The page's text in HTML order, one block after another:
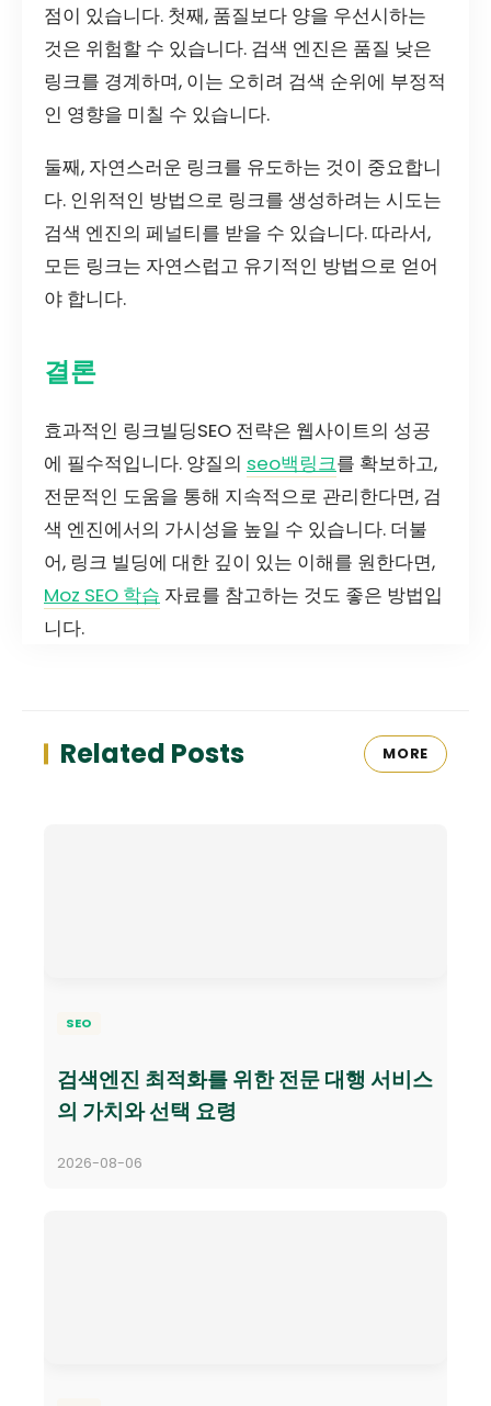
점이 있습니다. 첫째, 품질보다 양을 우선시하는
것은 위험할 수 있습니다. 검색 엔진은 품질 낮은
링크를 경계하며, 이는 오히려 검색 순위에 부정적
인 영향을 미칠 수 있습니다.
둘째, 자연스러운 링크를 유도하는 것이 중요합니
다. 인위적인 방법으로 링크를 생성하려는 시도는
검색 엔진의 페널티를 받을 수 있습니다. 따라서,
모든 링크는 자연스럽고 유기적인 방법으로 얻어
야 합니다.
결론
효과적인 링크빌딩SEO 전략은 웹사이트의 성공
에 필수적입니다. 양질의 seo백링크를 확보하고,
전문적인 도움을 통해 지속적으로 관리한다면, 검
색 엔진에서의 가시성을 높일 수 있습니다. 더불
어, 링크 빌딩에 대한 깊이 있는 이해를 원한다면,
Moz SEO 학습 자료를 참고하는 것도 좋은 방법입
니다.
Related Posts MORE
SEO
검색엔진 최적화를 위한 전문 대행 서비스
의 가치와 선택 요령
2026-08-06